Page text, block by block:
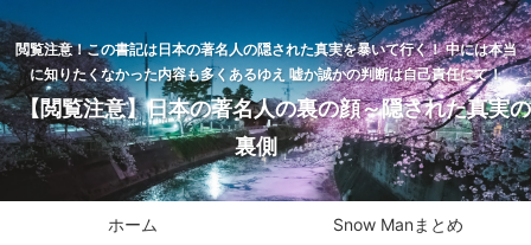
閲覧注意！この書記は日本の著名人の隠された真実を暴いて行く！ 中には本当
に知りたくなかった内容も多くあるゆえ 嘘か誠かの判断は自己責任にて！
【閲覧注意】日本の著名人の裏の顔～隠された真実の
裏側
ホーム Snow Manまとめ